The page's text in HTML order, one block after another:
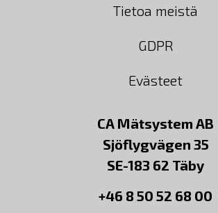
Tietoa meistä
GDPR
Evästeet
CA Mätsystem AB
Sjöflygvägen 35
SE-183 62 Täby
+46 8 50 52 68 00